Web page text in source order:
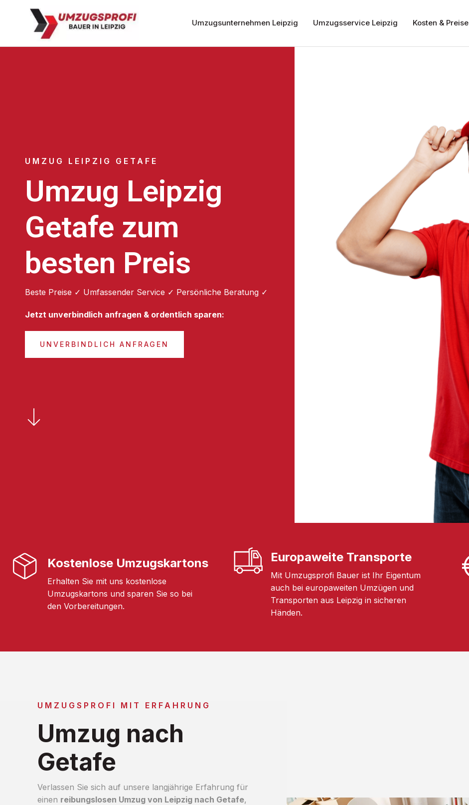
Umzugsunternehmen Leipzig Umzugsservice Leipzig Kosten & Preise
UMZUG LEIPZIG GETAFE
Umzug Leipzig
Getafe zum
besten Preis
Beste Preise ✓ Umfassender Service ✓ Persönliche Beratung ✓
Jetzt unverbindlich anfragen & ordentlich sparen:
UNVERBINDLICH ANFRAGEN
Kostenlose Umzugskartons
Erhalten Sie mit uns kostenlose
Umzugskartons und sparen Sie so bei
den Vorbereitungen.
Europaweite Transporte
Mit Umzugsprofi Bauer ist Ihr Eigentum
auch bei europaweiten Umzügen und
Transporten aus Leipzig in sicheren
Händen.
UMZUGSPROFI MIT ERFAHRUNG
Umzug nach
Getafe
Verlassen Sie sich auf unsere langjährige Erfahrung für
einen reibungslosen Umzug von Leipzig nach Getafe,